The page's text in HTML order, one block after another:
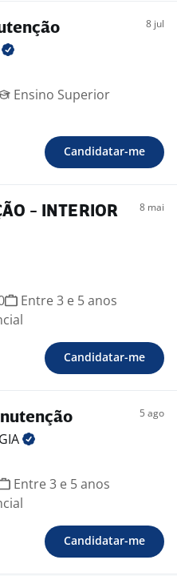
8 jul
Ensino Superior
Candidatar-me
- INTERIOR
8 mai
Entre 3 e 5 anos
Candidatar-me
5 ago
Entre 3 e 5 anos
Candidatar-me